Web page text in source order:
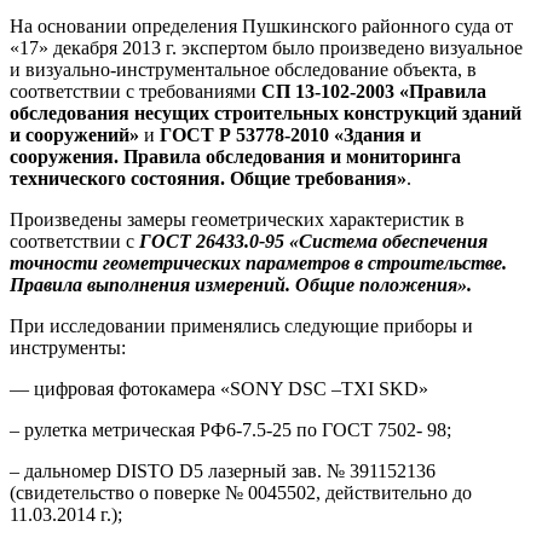
На основании определения Пушкинского районного суда от
«17» декабря 2013 г. экспертом было произведено визуальное
и визуально-инструментальное обследование объекта, в
соответствии с требованиями СП 13-102-2003 «Правила
обследования несущих строительных конструкций зданий
и сооружений» и ГОСТ Р 53778-2010 «Здания и
сооружения. Правила обследования и мониторинга
технического состояния. Общие требования».
Произведены замеры геометрических характеристик в
соответствии с ГОСТ 26433.0-95 «Система обеспечения
точности геометрических параметров в строительстве.
Правила выполнения измерений. Общие положения».
При исследовании применялись следующие приборы и
инструменты:
— цифровая фотокамера «SONY DSC –TXI SKD»
– рулетка метрическая РФ6-7.5-25 по ГОСТ 7502- 98;
– дальномер DISTO D5 лазерный зав. № 391152136
(свидетельство о поверке № 0045502, действительно до
11.03.2014 г.);